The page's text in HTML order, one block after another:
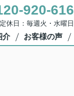
920-616
休日：毎週火・水曜日
介 お客様の声